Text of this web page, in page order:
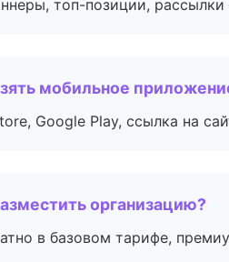
топ-позиции,
мобильное
Google Play, ссылка на
организацию?
в базовом тарифе,